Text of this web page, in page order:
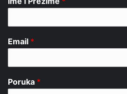
Email *
Poruka *